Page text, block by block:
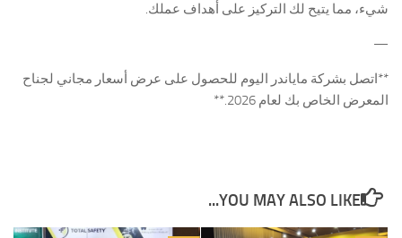
شيء، مما يتيح لك التركيز على أهداف عملك.
—
**اتصل بشركة ماياندر اليوم للحصول على عرض أسعار مجاني لجناح
المعرض الخاص بك لعام 2026.**
YOU MAY ALSO LIKE...